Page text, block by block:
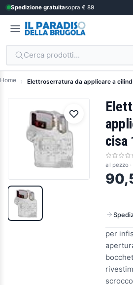
Spedizione gratuitasopra € 89
Cerca prodotti...
Home Elettroserratura da applicare a
cisa
al pezzo
per